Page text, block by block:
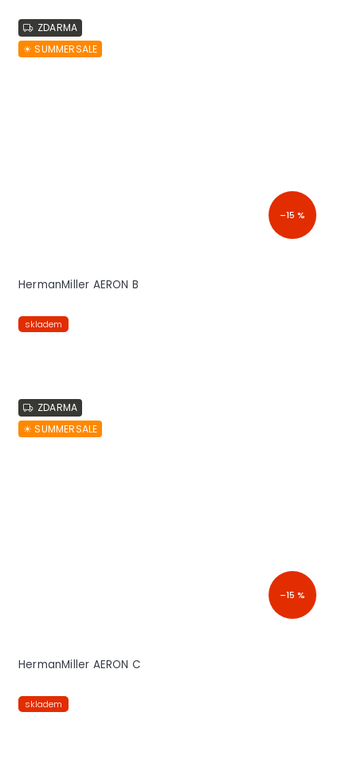
ZDARMA
☀︎ SUMMERSALE
–15 %
HermanMiller AERON B
skladem
ZDARMA
☀︎ SUMMERSALE
–15 %
HermanMiller AERON C
skladem